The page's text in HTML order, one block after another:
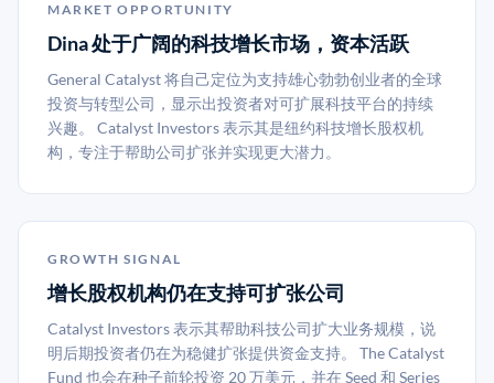
MARKET OPPORTUNITY
Dina 处于广阔的科技增长市场，资本活跃
General Catalyst 将自己定位为支持雄心勃勃创业者的全球
投资与转型公司，显示出投资者对可扩展科技平台的持续
兴趣。 Catalyst Investors 表示其是纽约科技增长股权机
构，专注于帮助公司扩张并实现更大潜力。
GROWTH SIGNAL
增长股权机构仍在支持可扩张公司
Catalyst Investors 表示其帮助科技公司扩大业务规模，说
明后期投资者仍在为稳健扩张提供资金支持。 The Catalyst
Fund 也会在种子前轮投资 20 万美元，并在 Seed 和 Series